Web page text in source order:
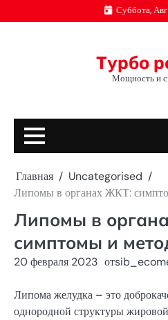
к
Суббота,
Турбо
Мощность и
Главная
Uncategorised
Липомы в органах ЖКТ:
Липомы в
симптомы и
20 февраля 2023 от
Липома желудка – это
однородной структуры